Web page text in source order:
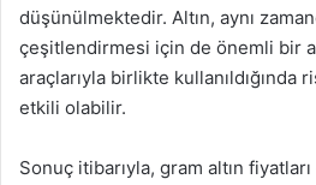
düşünülmektedir. Altın, aynı
çeşitlendirmesi için de önemli bir
araçlarıyla birlikte kullanıldığında
etkili olabilir.
Sonuç itibarıyla, gram altın